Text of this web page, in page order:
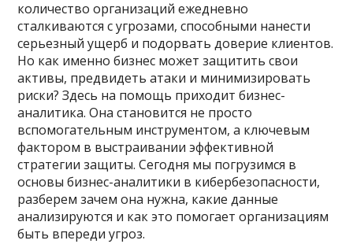
количество организаций ежедневно
сталкиваются с угрозами, способными нанести
серьезный ущерб и подорвать доверие клиентов.
Но как именно бизнес может защитить свои
активы, предвидеть атаки и минимизировать
риски? Здесь на помощь приходит бизнес-
аналитика. Она становится не просто
вспомогательным инструментом, а ключевым
фактором в выстраивании эффективной
стратегии защиты. Сегодня мы погрузимся в
основы бизнес-аналитики в кибербезопасности,
разберем зачем она нужна, какие данные
анализируются и как это помогает организациям
быть впереди угроз.